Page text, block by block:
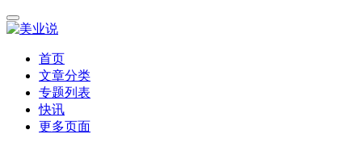
首页
文章分类
专题列表
快讯
更多页面